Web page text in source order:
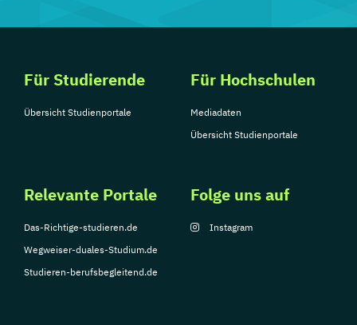
Für Studierende
Übersicht Studienportale
Für Hochschulen
Mediadaten
Übersicht Studienportale
Relevante Portale
Das-Richtige-studieren.de
Wegweiser-duales-Studium.de
Studieren-berufsbegleitend.de
Folge uns auf
Instagram